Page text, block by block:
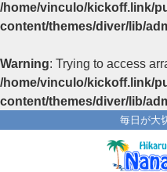
/home/vinculo/kickoff.link/
content/themes/diver/lib/
Warning: Trying to access
/home/vinculo/kickoff.link/
content/themes/diver/lib/
毎日が大